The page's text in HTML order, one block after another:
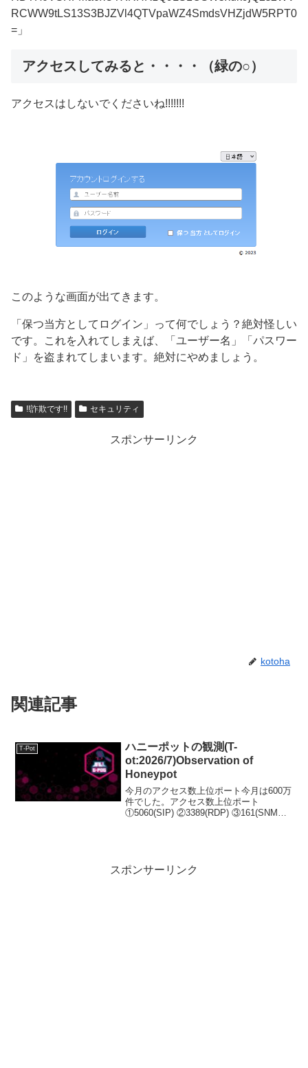
RCWW9tLS13S3BJZVl4QTVpaWZ4SmdsVHZjdW5RPT0
=」
アクセスしてみると・・・・（緑の○）
アクセスはしないでくださいね!!!!!!!
このような画面が出てきます。
「保つ当方としてログイン」って何でしょう？絶対怪しい
です。これを入れてしまえば、「ユーザー名」「パスワー
ド」を盗まれてしまいます。絶対にやめましょう。
!!詐欺です!! セキュリティ
スポンサーリンク
kotoha
関連記事
T-Pot
ハニーポットの観測(T-
ot:2026/7)Observation of
Honeypot
今月のアクセス数上位ポート今月は600万
件でした。アクセス数上位ポート
①5060(SIP) ②3389(RDP) ③161(SNMP)
スポンサーリンク